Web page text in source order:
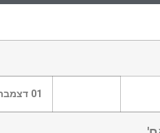
01 דצמבר 2013